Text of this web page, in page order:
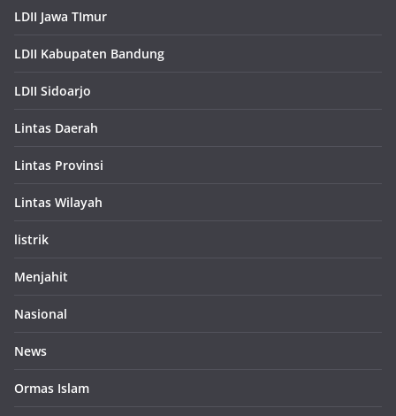
LDII Jawa TImur
LDII Kabupaten Bandung
LDII Sidoarjo
Lintas Daerah
Lintas Provinsi
Lintas Wilayah
listrik
Menjahit
Nasional
News
Ormas Islam